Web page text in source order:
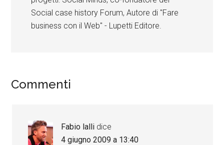
Social case history Forum, Autore di "Fare
business con il Web" - Lupetti Editore.
Commenti
Fabio lalli dice
4 giugno 2009 a 13:40